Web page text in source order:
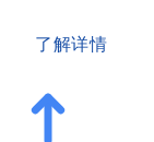
了解详情